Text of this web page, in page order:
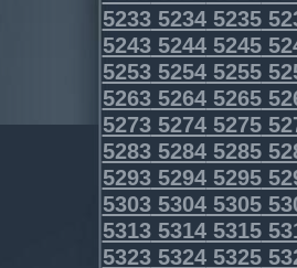
523352345235
524352445245
525352545255
526352645265
527352745275
528352845285
529352945295
530353045305
531353145315
532353245325